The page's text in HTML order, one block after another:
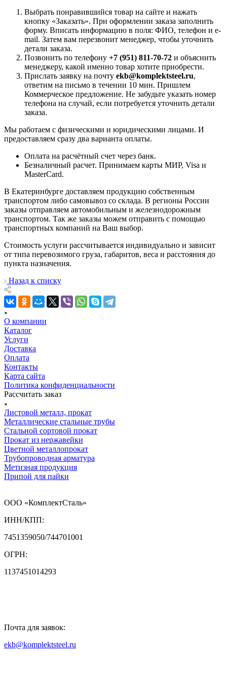
Выбрать понравившийся товар на сайте и нажать
кнопку «Заказать». При оформлении заказа заполнить
форму. Вписать информацию в поля: ФИО, телефон и e-
mail. Затем вам перезвонит менеджер, чтобы уточнить
детали заказа.
Позвонить по телефону +7 (951) 811-70-72 и объяснить
менеджеру, какой именно товар хотите приобрести.
Прислать заявку на почту ekb@komplektsteel.ru,
ответим на письмо в течении 10 мин. Пришлем
Коммерческое предложение. Не забудьте указать номер
телефона на случай, если потребуется уточнить детали
заказа.
Мы работаем с физическими и юридическими лицами. И
предоставляем сразу два варианта оплаты.
Оплата на расчётный счет через банк.
Безналичный расчет. Принимаем карты МИР, Visa и
MasterCard.
В Екатеринбурге доставляем продукцию собственным
транспортом либо самовывоз со склада. В регионы России
заказы отправляем автомобильным и железнодорожным
транспортом. Так же заказы можем отправить с помощью
транспортных компаний на Ваш выбор.
Стоимость услуги рассчитывается индивидуально и зависит
от типа перевозимого груза, габаритов, веса и расстояния до
пункта назначения.
Назад к списку
О компании
Каталог
Услуги
Доставка
Оплата
Контакты
Карта сайта
Политика конфиденциальности
Рассчитать заказ
Листовой металл, прокат
Металлические стальные трубы
Стальной сортовой прокат
Прокат из нержавейки
Цветной металлопрокат
Трубопроводная арматура
Метизная продукция
Припой для пайки
ООО «КомплектСталь»
ИНН/КПП:
7451359050/744701001
ОГРН:
1137451014293
Почта для заявок:
ekb@komplektsteel.ru